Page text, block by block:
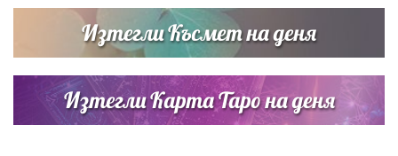
Изтегли Късмет на деня
Изтегли Карта Таро на деня